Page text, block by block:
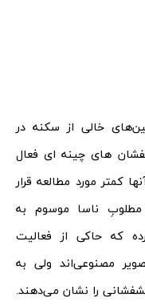
خالی از سکنه در
های چینه‌‌ ای فعال
کمتر مورد مطالعه قرار
مطلوبِ ناسا موسوم به
که حاکی از فعالیت
مصنوعی‌اند ولی به
را نشان می‌دهند.